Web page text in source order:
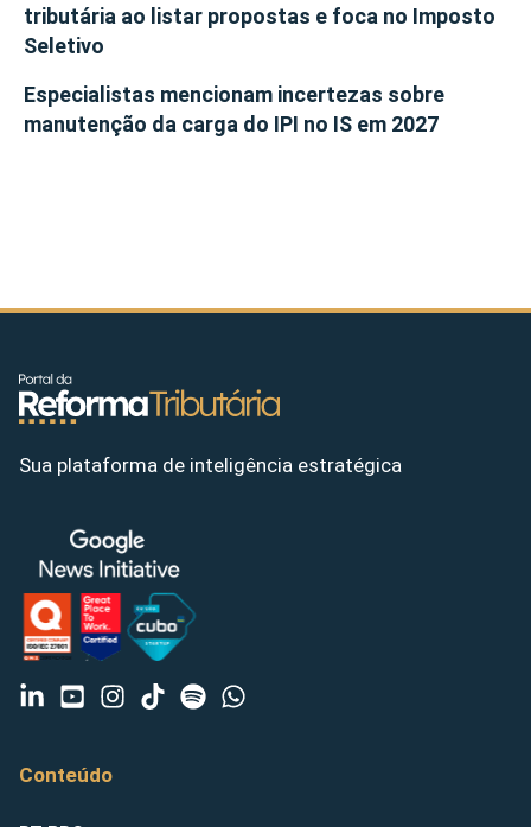
tributária ao listar propostas e foca no Imposto
Seletivo
Especialistas mencionam incertezas sobre
manutenção da carga do IPI no IS em 2027
Sua plataforma de inteligência estratégica
Conteúdo